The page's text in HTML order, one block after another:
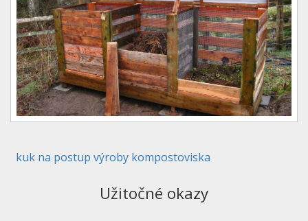
kuk na postup výroby kompostoviska
Užitočné okazy